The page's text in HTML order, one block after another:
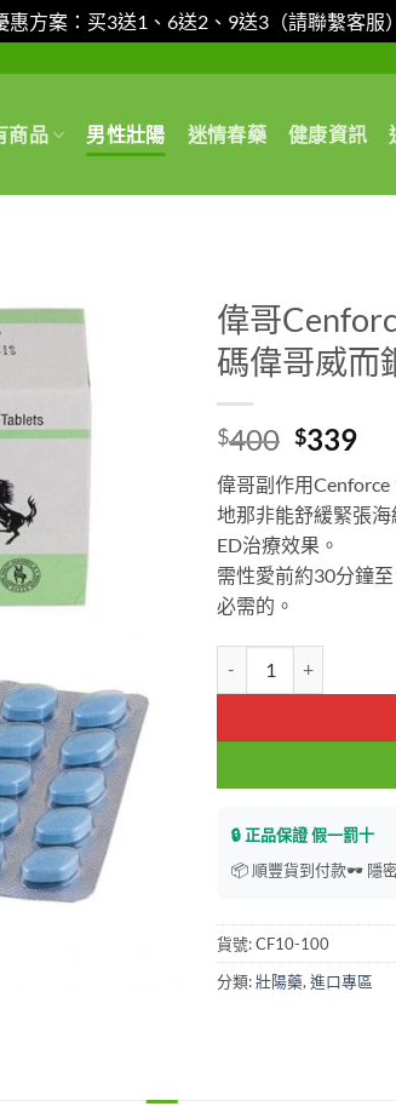
惠方案：买3送1、6送2、9送3（請聯繫客服）
商品 男性壯陽 迷情春藥 健康資訊
偉哥
碼偉哥威而
$400 Original
price
was:
$400.
$339
is:
偉哥副作用
地那非能舒緩緊張
ED治療效果。
需性愛前約30分鐘
必需的。
🔒 正品保證 假一罰十
📦 順豐貨到付款🕶️ 隱
貨號:CF10-100
分類:壯陽藥, 進口專區